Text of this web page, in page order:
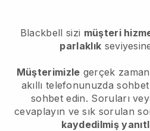
Blackbell sizi müşteri
parlaklık
Müşterimizle gerçek
akıllı telefonunuzda
sohbet edin. Soruları
cevaplayın ve sık sorulan
kaydedilmiş